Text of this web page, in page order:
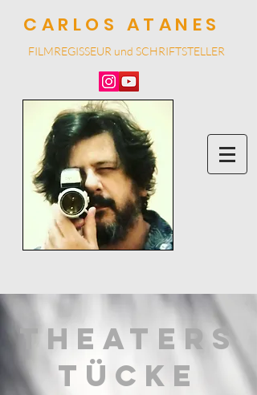
CARLOS ATANES
FILMREGISSEUR und SCHRIFTSTELLER
THEATERS
TÜCKE